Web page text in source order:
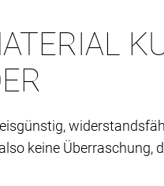
keine